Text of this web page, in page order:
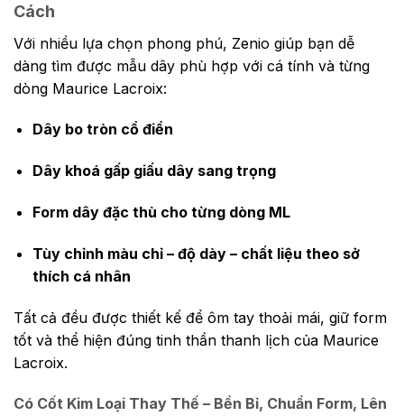
Cách
Với nhiều lựa chọn phong phú, Zenio giúp bạn dễ
dàng tìm được mẫu dây phù hợp với cá tính và từng
dòng Maurice Lacroix:
Dây bo tròn cổ điển
Dây khoá gấp giấu dây sang trọng
Form dây đặc thù cho từng dòng ML
Tùy chỉnh màu chỉ – độ dày – chất liệu theo sở
thích cá nhân
Tất cả đều được thiết kế để ôm tay thoải mái, giữ form
tốt và thể hiện đúng tinh thần thanh lịch của Maurice
Lacroix.
Có Cốt Kim Loại Thay Thế – Bền Bỉ, Chuẩn Form, Lên